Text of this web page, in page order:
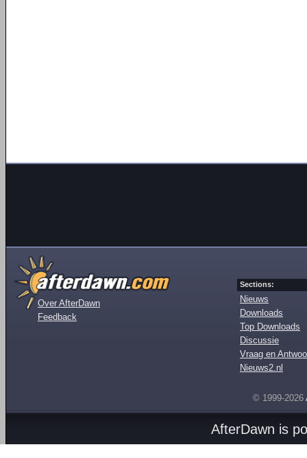
Over AfterDawn
Feedback
Sections:
Nieuws
Downloads
Top Downloads
Discussie
Vraag en
Nieuws2.nl
© 1999-2026
AfterDawn is